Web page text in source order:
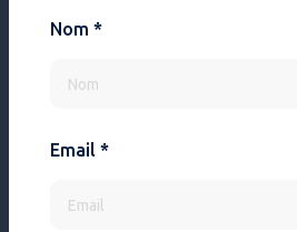
Nom *
Email *